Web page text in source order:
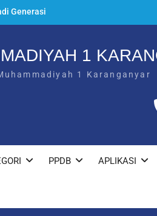
Generasi
SMA
Baru, SMA
Gelar
1
1 Karanganyar
PPDB APLIKASI